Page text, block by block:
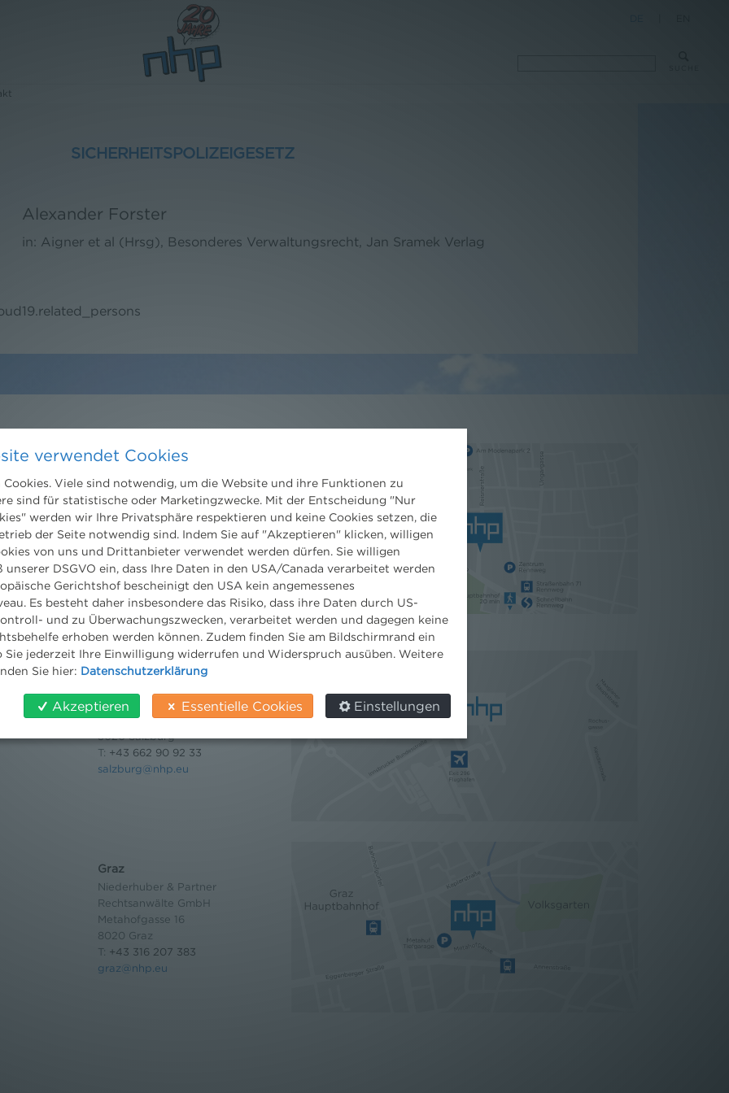
SICHERHEITSPOLIZEIGESETZ
Alexander Forster
in: Aigner et al (Hrsg), Besonderes Verwaltungsrecht, Jan Sramek Verlag
Kontakt
Wien
Niederhuber & Partner
Rechtsanwälte GmbH
Reisnerstraße 53, 1030 Wien
T:+43 1 513 21 24-0
F: +43 1 513 21 24-300
office@nhp.eu
Salzburg
Rechtsanwälte GmbH
Wilhelm-Spazier-Straße 2a
5020 Salzburg
T: +43 662 90 92 33
salzburg@nhp.eu
Graz
Niederhuber & Partner
Rechtsanwälte GmbH
Metahofgasse 16
8020 Graz
T: +43 316 207 383
graz@nhp.eu
verwendet Cookies
Viele sind notwendig, um die Website und ihre Funktionen zu
sind für statistische oder Marketingzwecke. Mit der Entscheidung "Nur
werden wir Ihre Privatsphäre respektieren und keine Cookies setzen, die
der Seite notwendig sind. Indem Sie auf "Akzeptieren" klicken, willigen
von uns und Drittanbieter verwendet werden dürfen. Sie willigen
unserer DSGVO ein, dass Ihre Daten in den USA/Canada verarbeitet werden
Gerichtshof bescheinigt den USA kein angemessenes
Es besteht daher insbesondere das Risiko, dass ihre Daten durch US-
und zu Überwachungszwecken, verarbeitet werden und dagegen keine
erhoben werden können. Zudem finden Sie am Bildschirmrand ein
Sie jederzeit Ihre Einwilligung widerrufen und Widerspruch ausüben. Weitere
Sie hier: Datenschutzerklärung
Akzeptieren Essentielle Cookies Einstellungen